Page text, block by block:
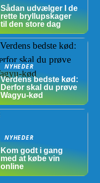
Sådan udvælger I de
rette bryllupskager
til den store dag
NYHEDER
Verdens bedste kød:
Derfor skal du prøve
Wagyu-kød
NYHEDER
Kom godt i gang
med at købe vin
online